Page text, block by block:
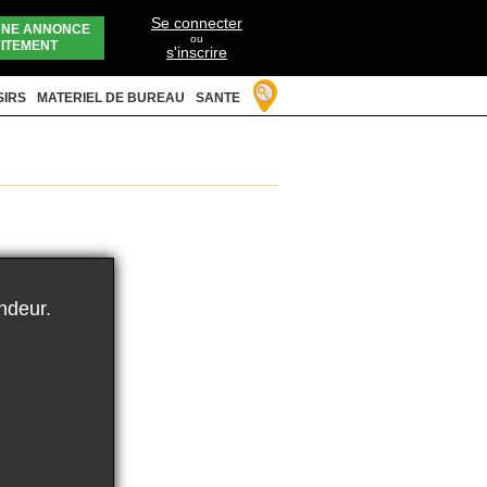
ANNONCE
Se connecter
ou
s'inscrire
MATERIEL DE BUREAU SANTE